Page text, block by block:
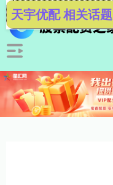
天宇优配 相关话题